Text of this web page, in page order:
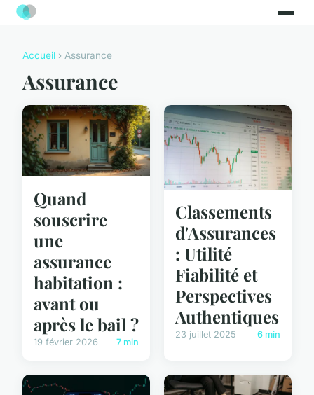
Accueil › Assurance
Assurance
Quand
souscrire
une
assurance
habitation :
avant ou
après le bail ?
19 février 2026 7 min
Classements
d'Assurances
: Utilité
Fiabilité et
Perspectives
Authentiques
23 juillet 2025 6 min